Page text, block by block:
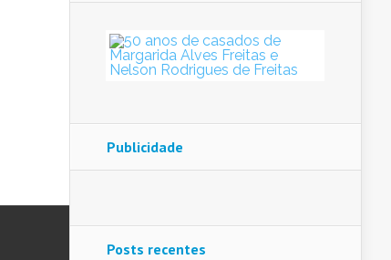
Publicidade
Posts recentes